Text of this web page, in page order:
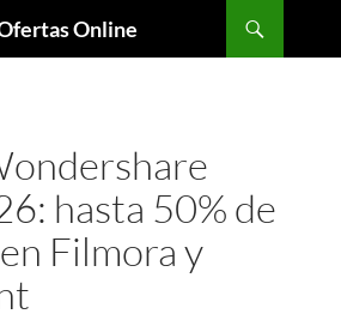
Online
hasta 50% de
Filmora y